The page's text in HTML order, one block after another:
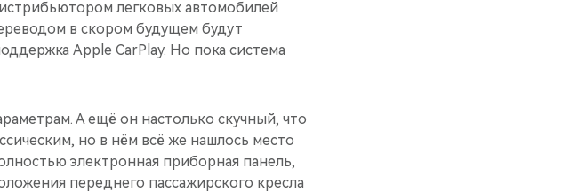
легковых автомобилей
в скором будущем будут
Apple CarPlay. Но пока система
А ещё он настолько скучный, что
но в нём всё же нашлось место
электронная приборная панель,
переднего пассажирского кресла